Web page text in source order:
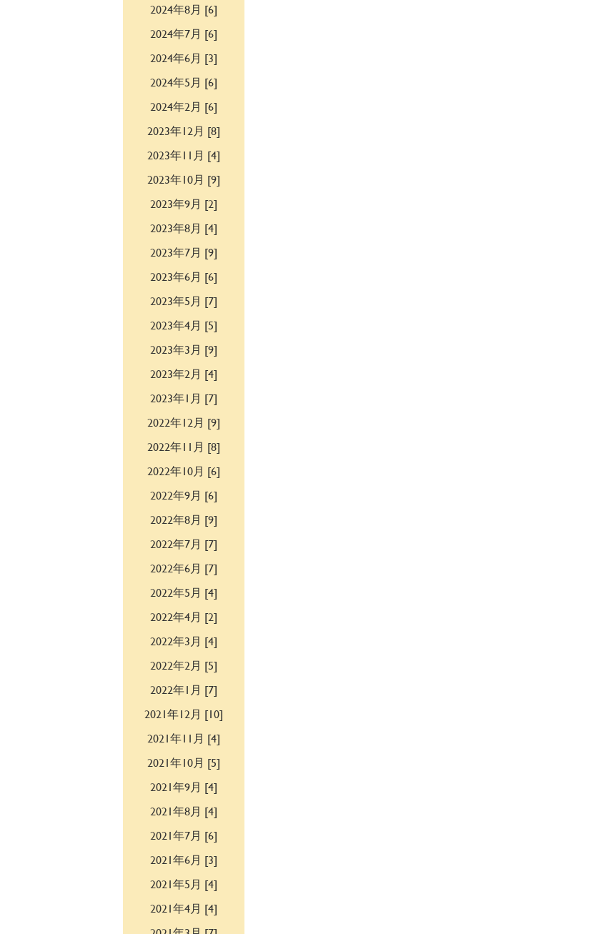
2024年8月 [6]
2024年7月 [6]
2024年6月 [3]
2024年5月 [6]
2024年2月 [6]
2023年12月 [8]
2023年11月 [4]
2023年10月 [9]
2023年9月 [2]
2023年8月 [4]
2023年7月 [9]
2023年6月 [6]
2023年5月 [7]
2023年4月 [5]
2023年3月 [9]
2023年2月 [4]
2023年1月 [7]
2022年12月 [9]
2022年11月 [8]
2022年10月 [6]
2022年9月 [6]
2022年8月 [9]
2022年7月 [7]
2022年6月 [7]
2022年5月 [4]
2022年4月 [2]
2022年3月 [4]
2022年2月 [5]
2022年1月 [7]
2021年12月 [10]
2021年11月 [4]
2021年10月 [5]
2021年9月 [4]
2021年8月 [4]
2021年7月 [6]
2021年6月 [3]
2021年5月 [4]
2021年4月 [4]